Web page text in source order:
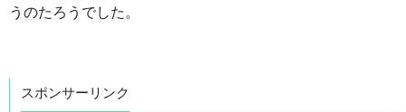
うのたろうでした。
スポンサーリンク